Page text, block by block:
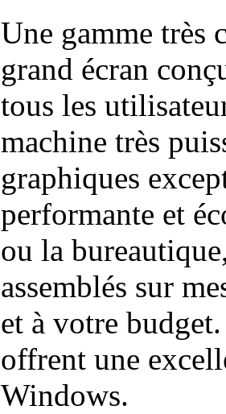
Une gamme très
grand écran
tous les
machine très
graphiques
performante et
ou la
assemblés sur
et à votre
offrent une
Windows.